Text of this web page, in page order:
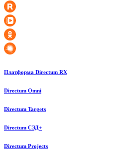
Платформа Directum RX
Directum Omni
Directum Targets
Directum СЭД+
Directum Projects